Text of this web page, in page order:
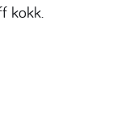
kokk.